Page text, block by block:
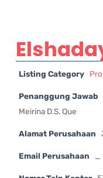
Listing Category
Penanggung Jawab
Meirina D.S. Que
Alamat Perusahaan
Email Perusahaan